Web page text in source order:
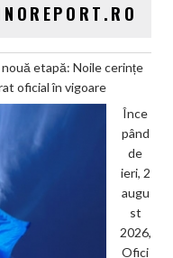
etapă: Noile cerințe
oficial în vigoare
Înce
pând
de
ieri, 2
augu
st
2026,
Ofici